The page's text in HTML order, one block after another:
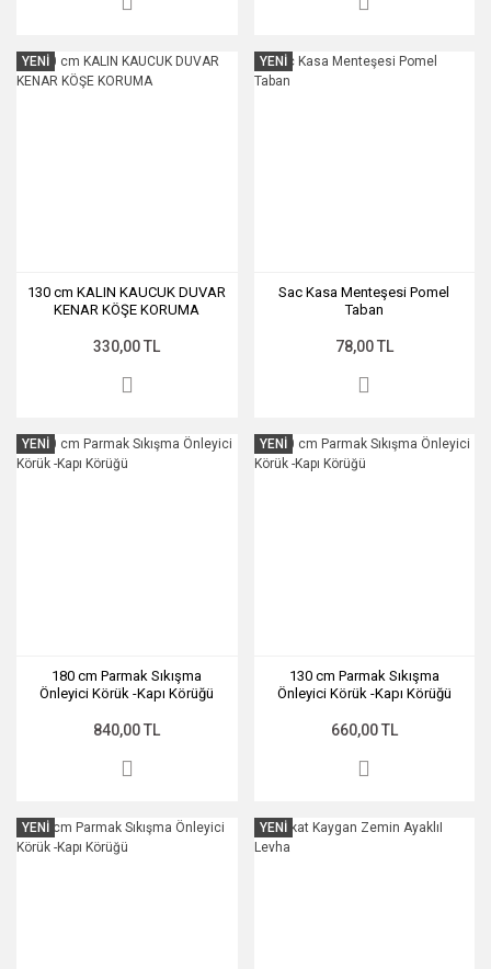
YENİ
130 cm KALIN KAUCUK DUVAR
KENAR KÖŞE KORUMA
330,00 TL
YENİ
Sac Kasa Menteşesi Pomel
Taban
78,00 TL
YENİ
180 cm Parmak Sıkışma
Önleyici Körük -Kapı Körüğü
840,00 TL
YENİ
130 cm Parmak Sıkışma
Önleyici Körük -Kapı Körüğü
660,00 TL
YENİ YENİ